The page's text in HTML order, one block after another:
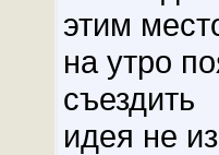
этим
на утро
съездить
идея не